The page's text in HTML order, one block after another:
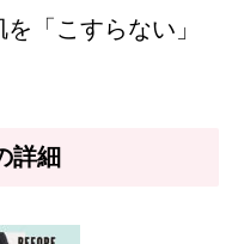
「こすらない」
詳細